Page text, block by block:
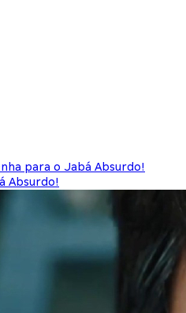
para o Jabá Absurdo!
Absurdo!